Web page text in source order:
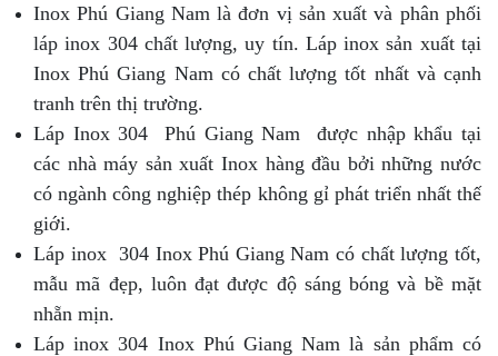
Inox Phú Giang Nam là đơn vị sản xuất và phân phối
láp inox 304 chất lượng, uy tín. Láp inox sản xuất tại
Inox Phú Giang Nam có chất lượng tốt nhất và cạnh
tranh trên thị trường.
Láp Inox 304 Phú Giang Nam được nhập khẩu tại
các nhà máy sản xuất Inox hàng đầu bởi những nước
có ngành công nghiệp thép không gỉ phát triển nhất thế
giới.
Láp inox 304 Inox Phú Giang Nam có chất lượng tốt,
mẫu mã đẹp, luôn đạt được độ sáng bóng và bề mặt
nhẵn mịn.
Láp inox 304 Inox Phú Giang Nam là sản phẩm có